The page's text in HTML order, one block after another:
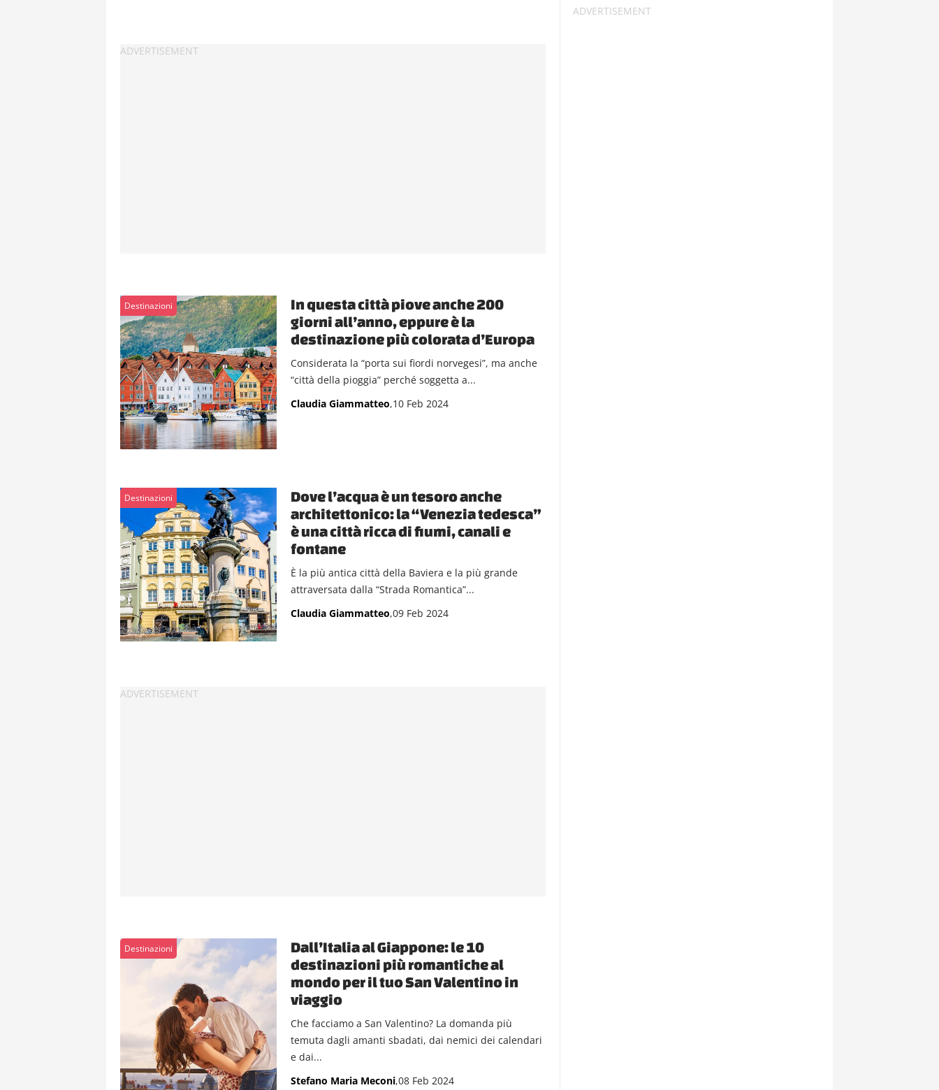
Destinazioni
In questa città piove anche 200
giorni all’anno, eppure è la
destinazione più colorata d’Europa
Considerata la “porta sui fiordi norvegesi”, ma anche
“città della pioggia” perché soggetta a...
Claudia Giammatteo,10 Feb 2024
Destinazioni
Dove l’acqua è un tesoro anche
architettonico: la “Venezia tedesca”
è una città ricca di fiumi, canali e
fontane
È la più antica città della Baviera e la più grande
attraversata dalla “Strada Romantica”...
Claudia Giammatteo,09 Feb 2024
Destinazioni
Dall’Italia al Giappone: le 10
destinazioni più romantiche al
mondo per il tuo San Valentino in
viaggio
Che facciamo a San Valentino? La domanda più
temuta dagli amanti sbadati, dai nemici dei calendari
e dai...
Stefano Maria Meconi,08 Feb 2024